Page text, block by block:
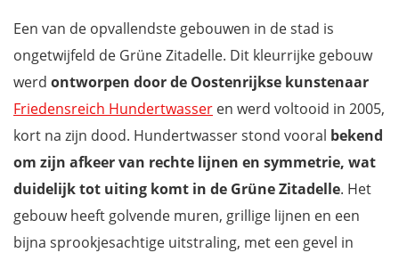
Een van de opvallendste gebouwen in de stad is
ongetwijfeld de Grüne Zitadelle. Dit kleurrijke gebouw
werd ontworpen door de Oostenrijkse kunstenaar
Friedensreich Hundertwasser en werd voltooid in 2005,
kort na zijn dood. Hundertwasser stond vooral bekend
om zijn afkeer van rechte lijnen en symmetrie, wat
duidelijk tot uiting komt in de Grüne Zitadelle. Het
gebouw heeft golvende muren, grillige lijnen en een
bijna sprookjesachtige uitstraling, met een gevel in